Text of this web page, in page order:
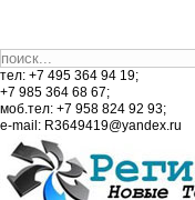
тел: +7 495 364 94 19;
+7 985 364 68 67;
моб.тел: +7 958 824 92 93;
e-mail: R3649419@yandex.ru